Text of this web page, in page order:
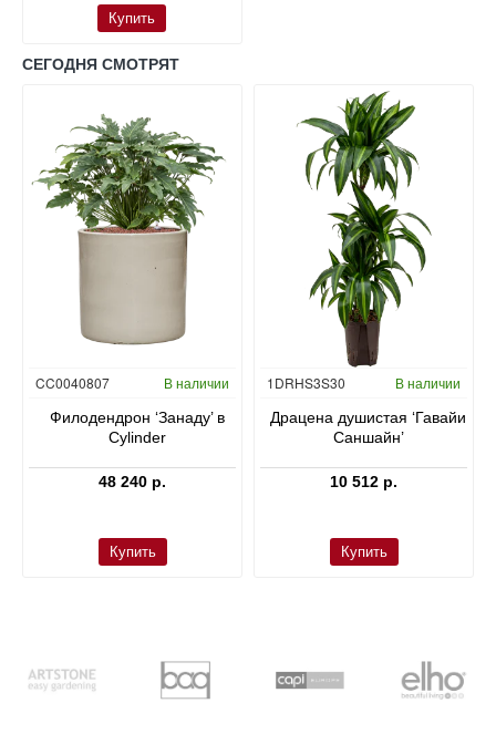
Купить
СЕГОДНЯ СМОТРЯТ
CC0040807 В наличии
Филодендрон ‘Занаду’ в
Cylinder
48 240 р.
Купить
Гидропоника
1DRHS3S30 В наличии
Драцена душистая ‘Гавайи
Саншайн’
10 512 р.
Купить